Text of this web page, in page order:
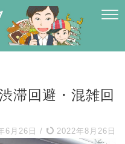
滞回避・混雑回
6月26日 / 2022年8月26日